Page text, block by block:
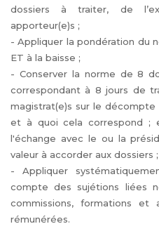
dossiers à traiter, de
apporteur(e)s ;
- Appliquer la pondération du
ET à la baisse ;
- Conserver la norme de 8
correspondant à 8 jours de
magistrat(e)s sur le
et à quoi cela correspond ;
l'échange avec le ou la
valeur à accorder aux dossiers ;
- Appliquer
compte des sujétions liées
commissions, formations et
rémunérées.